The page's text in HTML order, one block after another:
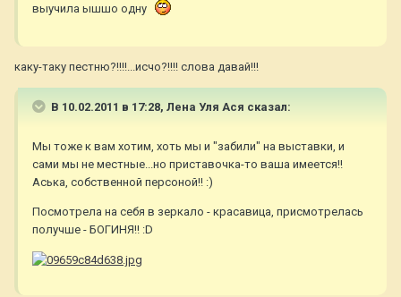
выучила ышшо одну
каку-таку пестню?!!!!...исчо?!!!! слова давай!!!
В 10.02.2011 в 17:28, Лена Уля Ася сказал:
Мы тоже к вам хотим, хоть мы и "забили" на выставки, и
сами мы не местные...но приставочка-то ваша имеется!!
Аська, собственной персоной!! :)
Посмотрела на себя в зеркало - красавица, присмотрелась
получше - БОГИНЯ!! :D